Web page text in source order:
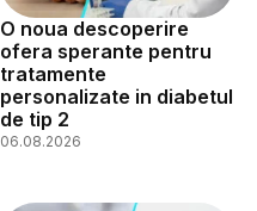
O noua descoperire
ofera sperante pentru
tratamente
personalizate in diabetul
de tip 2
06.08.2026